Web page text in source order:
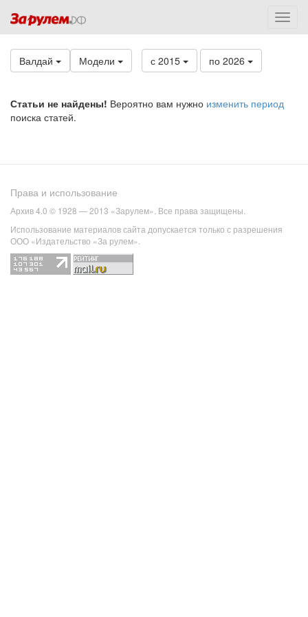
Валдай Модели с 2015 по 2026
Статьи не найдены! Вероятно вам нужно изменить период
поиска статей.
Права и использование
Архив 4.0 © 1928 — 2013 «Зарулем». Все права защищены.
Использование материалов сайта допускается только с разрешения
ООО «Издательство «За рулем».